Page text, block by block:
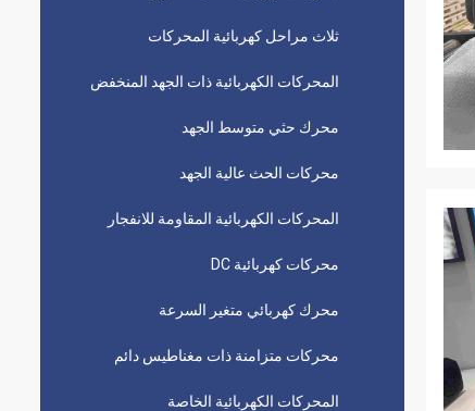
ثلاث مراحل كهربائية المحركات
المحركات الكهربائية ذات الجهد المنخفض
محرك حثي متوسط ​​الجهد
محركات الحث عالية الجهد
المحركات الكهربائية المقاومة للانفجار
محركات كهربائية DC
محرك كهربائي متغير السرعة
محركات متزامنة ذات مغناطيس دائم
المحركات الكهربائية الخاصة